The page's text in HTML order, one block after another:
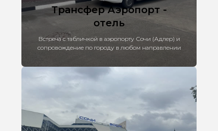
Трансфер Аэропорт -
отель
Встреча с табличкой в аэропорту Сочи (Адлер) и
сопровождение по городу в любом направлении